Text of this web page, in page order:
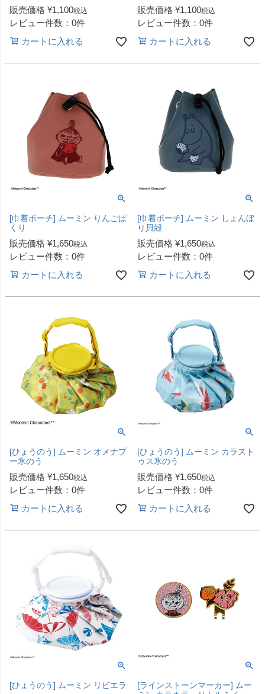
販売価格 ¥1,100税込
レビュー件数：0件
カートに入れる
販売価格 ¥1,100税込
レビュー件数：0件
カートに入れる
[巾着ポーチ] ムーミン りんごぱ
くり
販売価格 ¥1,650税込
レビュー件数：0件
カートに入れる
[巾着ポーチ] ムーミン しょんぼ
り貝殻
販売価格 ¥1,650税込
レビュー件数：0件
カートに入れる
[ひょうのう] ムーミン オメナプ
ー氷のう
販売価格 ¥1,650税込
レビュー件数：0件
カートに入れる
[ひょうのう] ムーミン カラスト
ゥス氷のう
販売価格 ¥1,650税込
レビュー件数：0件
カートに入れる
[ひょうのう] ムーミン リビエラ
[ラインストーンマーカー] ムー